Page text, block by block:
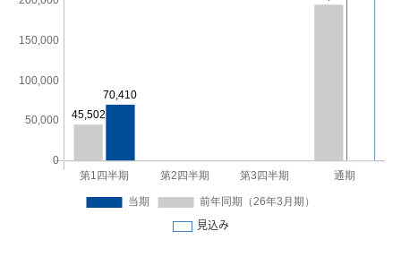
見込み